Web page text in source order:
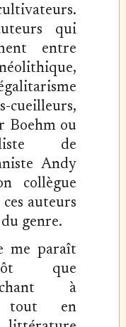
qui
entre
cueilleurs,
Boehm ou
de
Andy
collègue
auteurs
genre.
me paraît
que
à
tout en